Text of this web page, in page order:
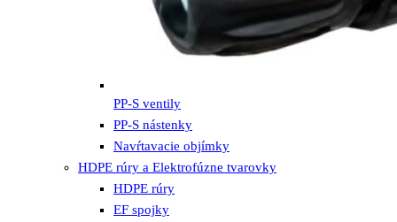
PP-S ventily
PP-S nástenky
Navŕtavacie objímky
HDPE rúry a Elektrofúzne tvarovky
HDPE rúry
EF spojky